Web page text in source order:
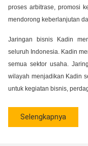
proses arbitrase, promosi
mendorong keberlanjutan
Jaringan bisnis Kadin
seluruh Indonesia. Kadin
semua sektor usaha.
wilayah menjadikan Kadin
untuk kegiatan bisnis,
Selengkapnya